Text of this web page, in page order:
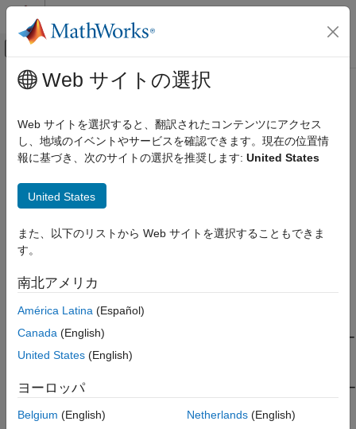
コンテンツへスキップ
オフキャンバス ナビゲーション メ
ドキュメンテーションのホーム
MATLAB Report Generator
プレゼンテーション ジェネレーターの開発
MATLAB Report Generator
プレゼンテーション ジェネレーターの開発
プレゼンテーション コンテンツの作成
MATLAB Report Generator
プレゼンテーション ジェネレーターの開発
PowerPoint プレゼンテーション コンテンツの
更新
mlreportgen.ppt.Table クラス
項目一覧
作成
メインコンテンツ
mlreportgen.ppt.Table クラス
名前空間:mlreportgen.ppt
このページをすべて展開する
説明
mlreportgen.ppt.Table
次のいずれかの方法を使用してテーブルを作成します。
空のテーブルを作成し、各列にテーブル エントリがあるテー
ブル行を追加する。
テーブル コンテンツを指定する配列または cell 配列からテー
Web サイトの選択
Web サイトを選択すると、翻訳されたコンテンツにアクセス
し、地域のイベントやサービスを確認できます。現在の位置情
報に基づき、次のサイトの選択を推奨します: United States
United States
また、以下のリストから Web サイトを選択することもできま
す。
南北アメリカ
América Latina (Español)
Canada (English)
United States (English)
ヨーロッパ
Belgium (English)
Netherlands(English)